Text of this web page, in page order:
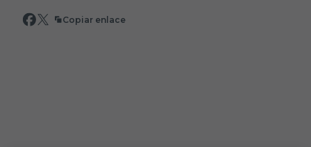
Copiar enlace